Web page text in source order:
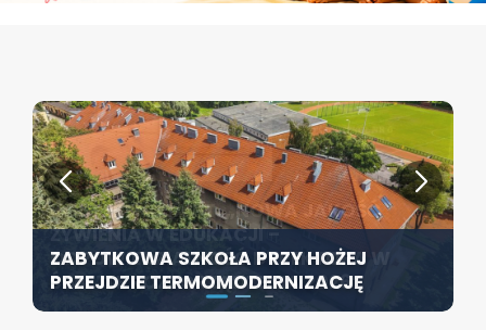
ZABYTKOWA SZKOŁA PRZY HOŻEJ
PRZEJDZIE TERMOMODERNIZACJĘ
KONFERENCJA PT. „NOWA JAKOŚĆ
ŻYWIENIA W EDUKACJI –
ODPOWIEDZIALNOŚĆ DYREKTORA W
ŚWIETLE ROZPORZĄDZENIA 2026”
SZCZECIN ROZWIJA EDUKACJĘ
WŁĄCZAJĄCĄ - NOWE
SPECJALISTYCZNE CENTRUM
ROZPOCZYNA DZIAŁALNOŚĆ